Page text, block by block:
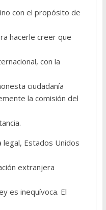
con el propósito de
hacerle creer que
con la
ciudadanía
la comisión del
Estados Unidos
extranjera
es inequívoca. El